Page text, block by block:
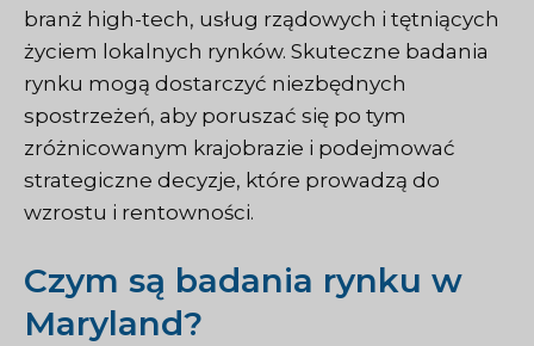
branż high-tech, usług rządowych i tętniących
życiem lokalnych rynków. Skuteczne badania
rynku mogą dostarczyć niezbędnych
spostrzeżeń, aby poruszać się po tym
zróżnicowanym krajobrazie i podejmować
strategiczne decyzje, które prowadzą do
wzrostu i rentowności.
Czym są badania rynku w
Maryland?